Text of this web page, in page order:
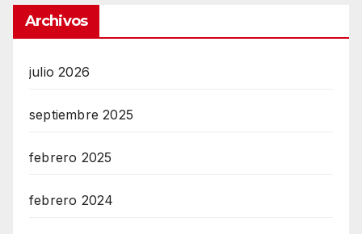
Archivos
julio 2026
septiembre 2025
febrero 2025
febrero 2024